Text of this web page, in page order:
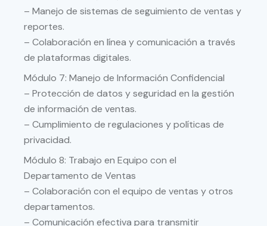
– Manejo de sistemas de seguimiento de ventas y
reportes.
– Colaboración en línea y comunicación a través
de plataformas digitales.
Módulo 7: Manejo de Información Confidencial
– Protección de datos y seguridad en la gestión
de información de ventas.
– Cumplimiento de regulaciones y políticas de
privacidad.
Módulo 8: Trabajo en Equipo con el
Departamento de Ventas
– Colaboración con el equipo de ventas y otros
departamentos.
– Comunicación efectiva para transmitir